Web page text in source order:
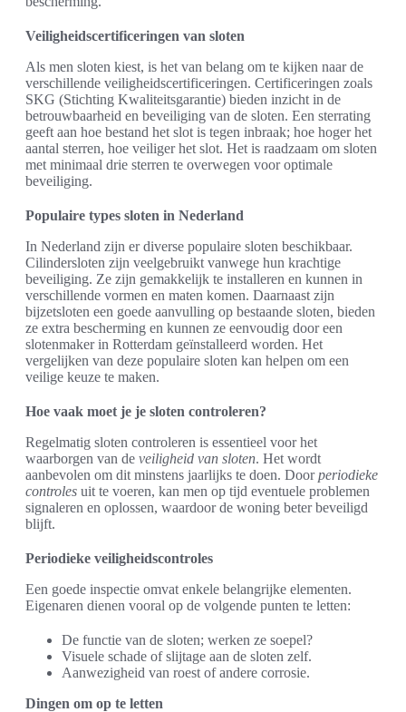
Veiligheidscertificeringen van sloten
Als men sloten kiest, is het van belang om te kijken naar de
verschillende veiligheidscertificeringen. Certificeringen zoals
SKG (Stichting Kwaliteitsgarantie) bieden inzicht in de
betrouwbaarheid en beveiliging van de sloten. Een sterrating
geeft aan hoe bestand het slot is tegen inbraak; hoe hoger het
aantal sterren, hoe veiliger het slot. Het is raadzaam om sloten
met minimaal drie sterren te overwegen voor optimale
beveiliging.
Populaire types sloten in Nederland
In Nederland zijn er diverse populaire sloten beschikbaar.
Cilindersloten zijn veelgebruikt vanwege hun krachtige
beveiliging. Ze zijn gemakkelijk te installeren en kunnen in
verschillende vormen en maten komen. Daarnaast zijn
bijzetsloten een goede aanvulling op bestaande sloten, bieden
ze extra bescherming en kunnen ze eenvoudig door een
slotenmaker in Rotterdam geïnstalleerd worden. Het
vergelijken van deze populaire sloten kan helpen om een
veilige keuze te maken.
Hoe vaak moet je je sloten controleren?
Regelmatig sloten controleren is essentieel voor het
waarborgen van de veiligheid van sloten. Het wordt
aanbevolen om dit minstens jaarlijks te doen. Doorperiodieke
controles uit te voeren, kan men op tijd eventuele problemen
signaleren en oplossen, waardoor de woning beter beveiligd
blijft.
Periodieke veiligheidscontroles
Een goede inspectie omvat enkele belangrijke elementen.
Eigenaren dienen vooral op de volgende punten te letten:
De functie van de sloten; werken ze soepel?
Visuele schade of slijtage aan de sloten zelf.
Aanwezigheid van roest of andere corrosie.
Dingen om op te letten